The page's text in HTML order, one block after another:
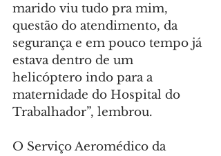
marido viu tudo pra mim,
questão do atendimento, da
segurança e em pouco tempo já
estava dentro de um
helicóptero indo para a
maternidade do Hospital do
Trabalhador”, lembrou.
O Serviço Aeromédico da